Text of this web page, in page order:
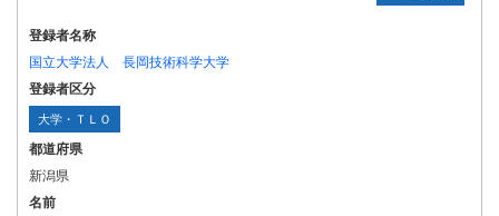
登録者名称
国立大学法人 長岡技術科学大学
登録者区分
大学・ＴＬＯ
都道府県
新潟県
名前